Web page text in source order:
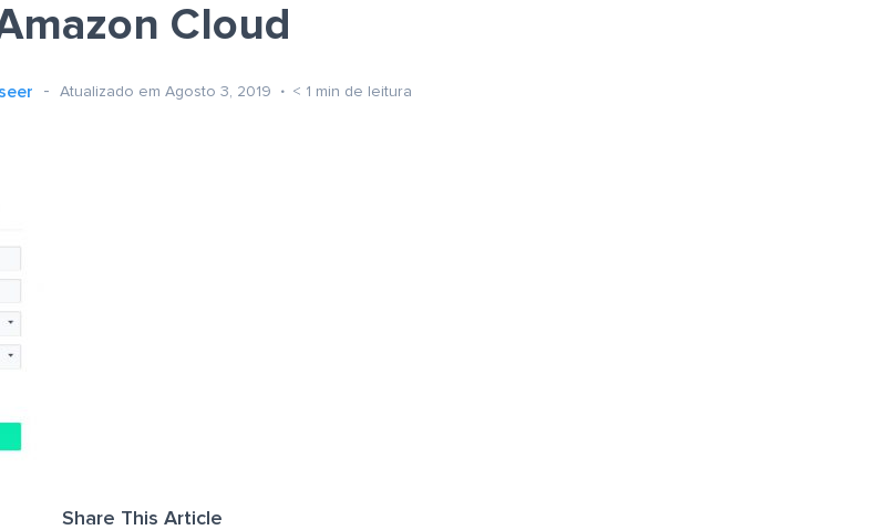
Cloud
Atualizado em Agosto 3, 2019 < 1 min de leitura
Share This Article